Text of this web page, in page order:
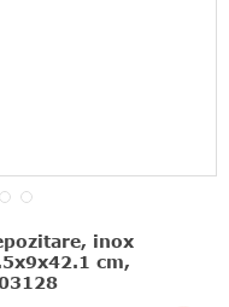
inox
cm,